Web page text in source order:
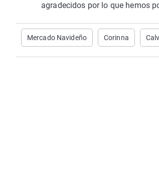
agradecidos por lo que hemos
Mercado Navideño Corinna